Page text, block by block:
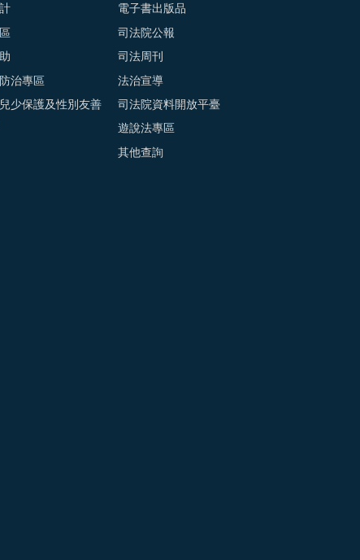
治專區
少保護及性別友善
電子書出版品
司法院公報
司法周刊
法治宣導
司法院資料開放平臺
遊說法專區
其他查詢